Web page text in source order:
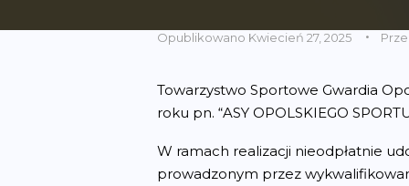
Opublikowano Kwiecień 27, 2025
Towarzystwo Sportowe Gwardia
roku pn. “ASY OPOLSKIEGO
W ramach realizacji nieodpłatnie
prowadzonym przez